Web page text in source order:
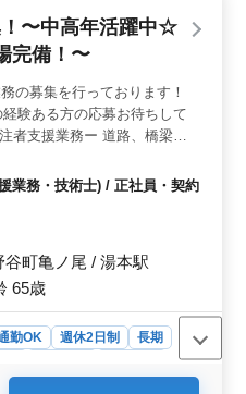
ャンルは幅広く、宿泊や
対応し、調理経験を活か
ルを活用し、旅館ならで
中＞ 50代・60代のスタ
ねても働きやすい環境で
方が可能で、長く安定し
です。
〜中高年活躍中☆
完備！〜
の募集を行っております！
験ある方の応募お待ちして
者支援業務ー 道路、橋梁、
います！！◯ 【業務内容】 ・
の打ち合わせ、CAD操作あ
務 等 ＊備考＊ 単身赴任宿
日制・社会保険完備 1級土木
格必須になります！ お気軽
さい☆
業務・技術士) / 正社員・契約
町亀ノ尾 / 湯本駅
65歳
勤OK 週休2日制
長期